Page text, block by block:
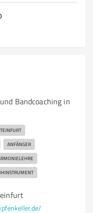
Bandcoaching in
ANFÄNGER